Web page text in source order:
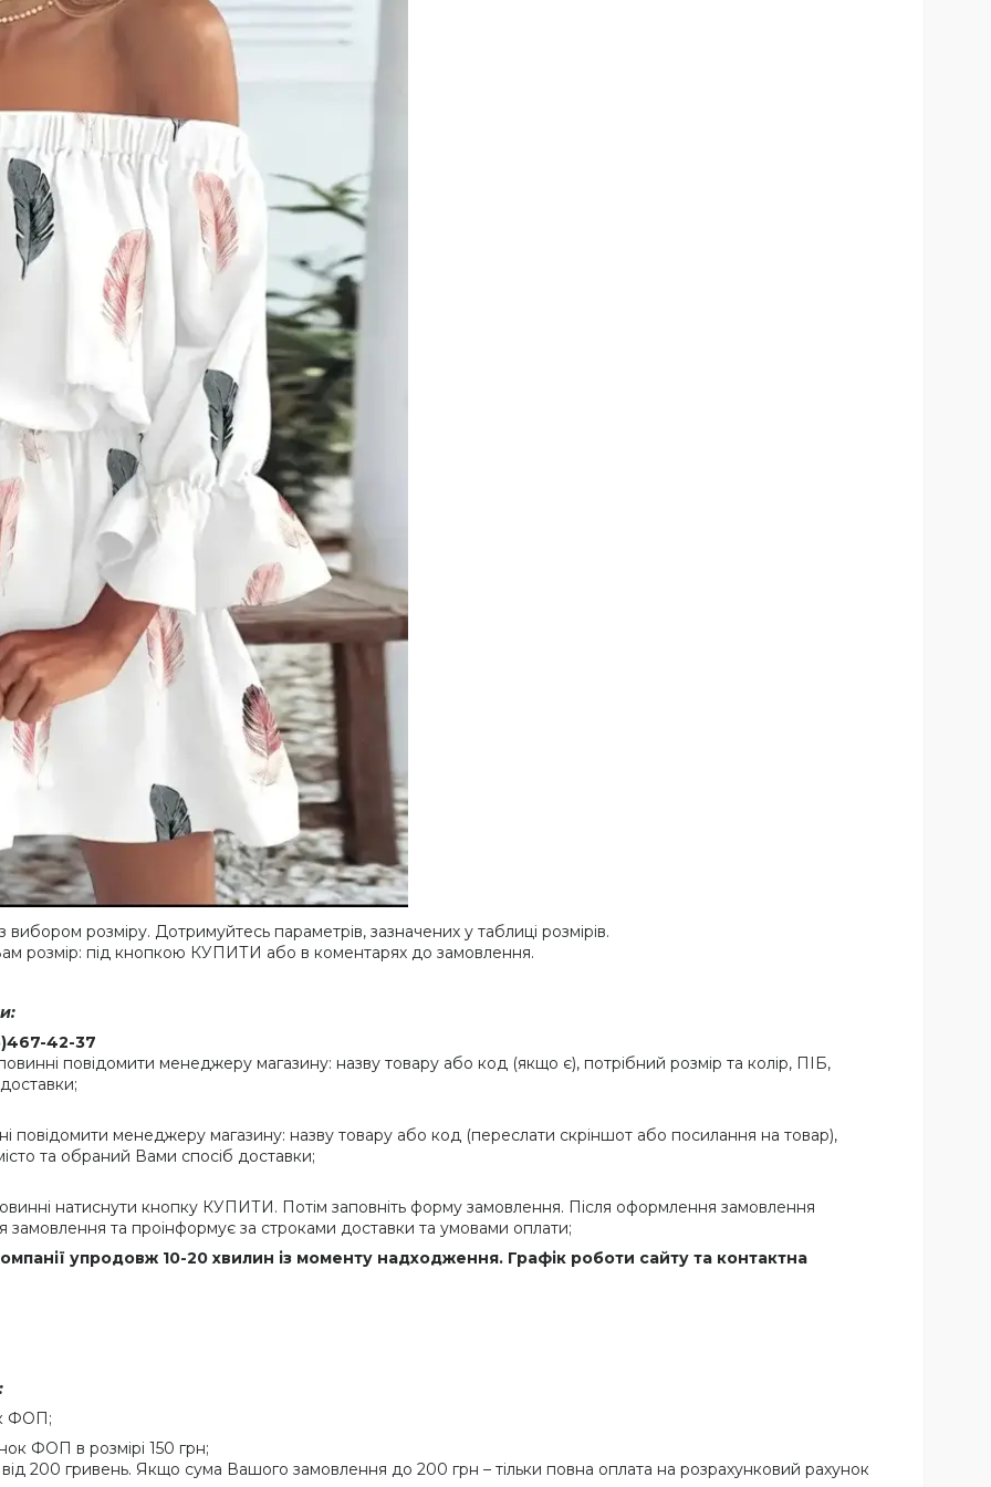
розміру. Дотримуйтесь параметрів, зазначених у таблиці розмірів.
розмір: під кнопкою КУПИТИ або в коментарях до замовлення.
42-37
повідомити менеджеру магазину: назву товару або код (якщо є), потрібний розмір та колір, ПІБ,
менеджеру магазину: назву товару або код (переслати скріншот або посилання на товар),
та обраний Вами спосіб доставки;
натиснути кнопку КУПИТИ. Потім заповніть форму замовлення. Після оформлення замовлення
та проінформує за строками доставки та умовами оплати;
упродовж 10-20 хвилин із моменту надходження. Графік роботи сайту та контактна
ФОП;
ФОП в розмірі 150 грн;
200 гривень. Якщо сума Вашого замовлення до 200 грн – тільки повна оплата на розрахунковий рахунок